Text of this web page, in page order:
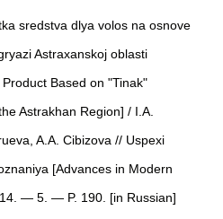
sredstva dlya volos na osnove
Astraxanskoj oblasti
Based on "Tinak"
Astrakhan Region] / I.A.
A.A. Cibizova // Uspexi
[Advances in Modern
— 5. — P. 190. [in Russian]